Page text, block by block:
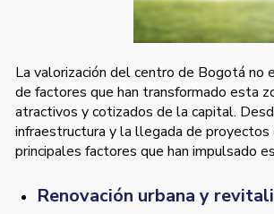
La valorización del centro de Bogotá no
de factores que han transformado esta
atractivos y cotizados de la capital.
infraestructura y la llegada de
principales factores que han impulsado
Renovación urbana y